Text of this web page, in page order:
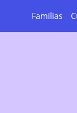
Familias